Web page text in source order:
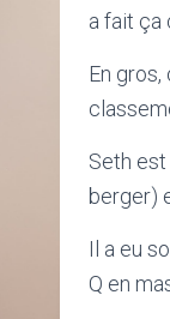
a fait ça
En
Seth
berger)
Il a eu
Q en